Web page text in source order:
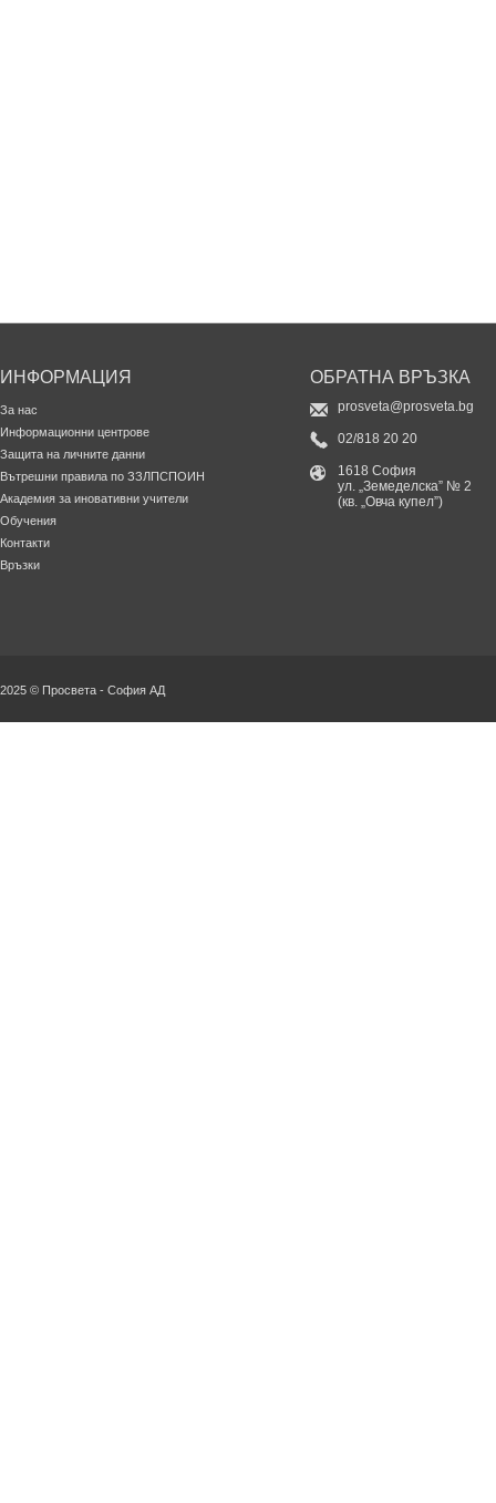
ИНФОРМАЦИЯ
За нас
Информационни центрове
Защита на личните данни
Вътрешни правила по ЗЗЛПСПОИН
Академия за иновативни учители
Обучения
Контакти
Връзки
ОБРАТНА ВРЪЗКА
prosveta@prosveta.bg
02/818 20 20
1618 София
ул. „Земеделска” № 2
(кв. „Овча купел”)
2025 © Просвета - София АД